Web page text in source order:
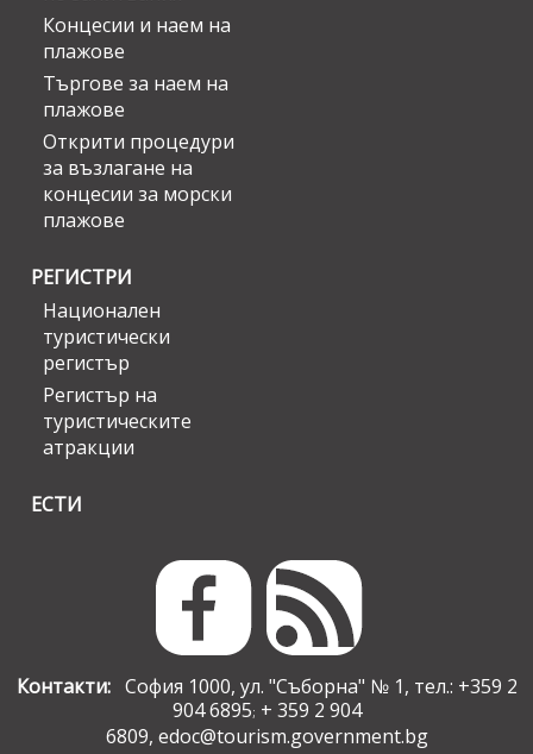
Концесии и наем на
плажове
Търгове за наем на
плажове
Открити процедури
за възлагане на
концесии за морски
плажове
РЕГИСТРИ
Национален
туристически
регистър
Регистър на
туристическите
атракции
ЕСТИ
Контакти:София 1000, ул. "Съборна" № 1, тел.: +359 2
904 6895; + 359 2 904
6809, edoc@tourism.government.bg